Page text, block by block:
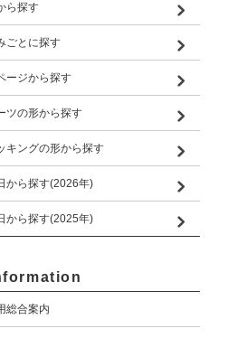
ら探す
ごとに探す
ージから探す
ツの形から探す
キングの形から探す
から探す(2026年)
から探す(2025年)
総合案内